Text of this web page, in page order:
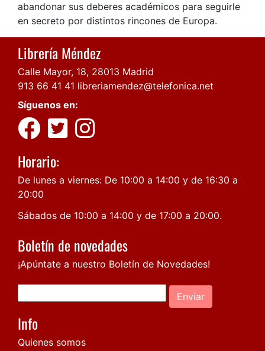
abandonar sus deberes académicos para seguirle
en secreto por distintos rincones de Europa.
Librería Méndez
Calle Mayor, 18, 28013 Madrid
913 66 41 41 libreriamendez@telefonica.net
Síguenos en:
Horario:
De lunes a viernes: De 10:00 a 14:00 y de 16:30 a
20:00
Sábados de 10:00 a 14:00 y de 17:00 a 20:00.
Boletín de novedades
¡Apúntate a nuestro Boletín de Novedades!
Enviar
Info
Quienes somos